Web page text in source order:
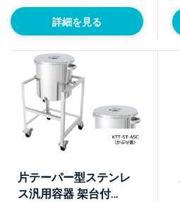
詳細を見る
片テーパー型ステンレ
ス汎用容器 架台付